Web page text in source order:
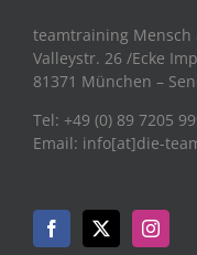
teamtraining Mensch
Valleystr. 26 /Ecke
81371 München –
Tel: +49 (0) 89 7205
Email: info[at]die-